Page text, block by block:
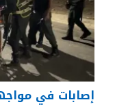
إصابات في